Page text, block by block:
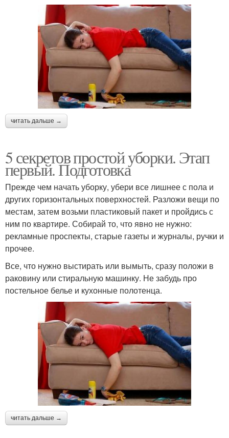
читать дальше →
5 секретов простой уборки. Этап
первый. Подготовка
Прежде чем начать уборку, убери все лишнее с пола и
других горизонтальных поверхностей. Разложи вещи по
местам, затем возьми пластиковый пакет и пройдись с
ним по квартире. Собирай то, что явно не нужно:
рекламные проспекты, старые газеты и журналы, ручки и
прочее.
Все, что нужно выстирать или вымыть, сразу положи в
раковину или стиральную машинку. Не забудь про
постельное белье и кухонные полотенца.
читать дальше →